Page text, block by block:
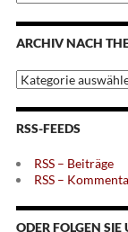
nach
Monaten
ARCHIV NACH
Archiv
nach
Themen
RSS-FEEDS
RSS – Beiträge
RSS –
ODER FOLGEN SIE